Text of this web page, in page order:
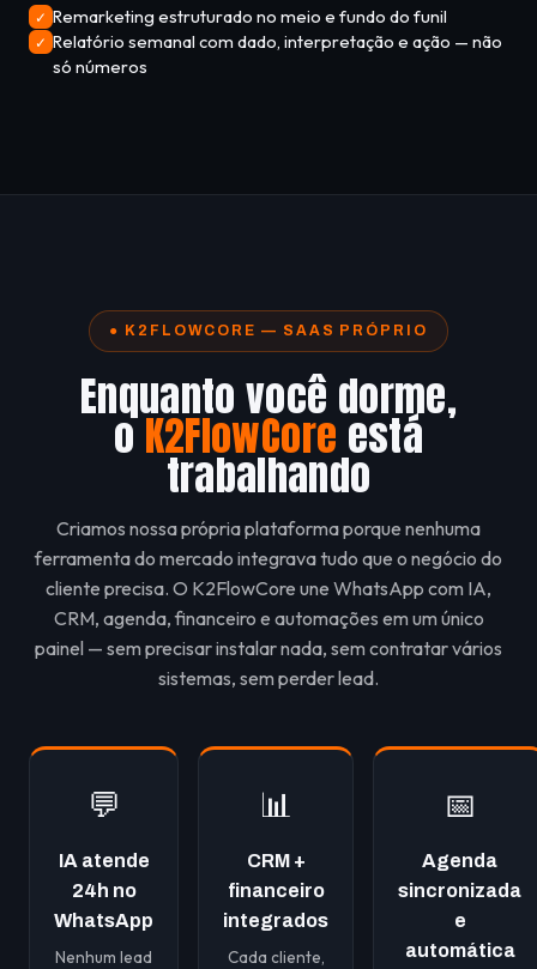
✓ Remarketing estruturado no meio e fundo do funil
✓ Relatório semanal com dado, interpretação e ação — não
só números
● K2FLOWCORE — SAAS PRÓPRIO
Enquanto você dorme,
oK2FlowCore está
trabalhando
Criamos nossa própria plataforma porque nenhuma
ferramenta do mercado integrava tudo que o negócio do
cliente precisa. O K2FlowCore une WhatsApp com IA,
CRM, agenda, financeiro e automações em um único
painel — sem precisar instalar nada, sem contratar vários
sistemas, sem perder lead.
💬
IA atende
24h no
WhatsApp
Nenhum lead
📊
CRM +
financeiro
integrados
Cada cliente,
📅
Agenda
sincronizada
e
automática